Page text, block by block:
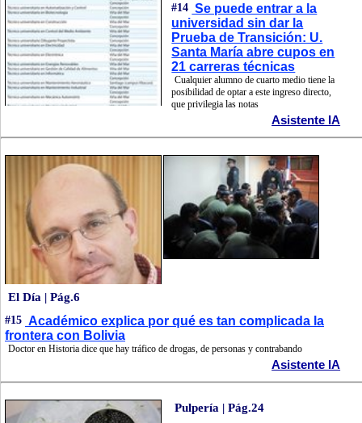
#14 Se puede entrar a la
universidad sin dar la
Prueba de Transición: U.
Santa María abre cupos en
21 carreras técnicas
Cualquier alumno de cuarto medio tiene la
posibilidad de optar a este ingreso directo,
que privilegia las notas
Asistente IA
El Día | Pág.6
#15 Académico explica por qué es tan complicada la
frontera con Bolivia
Doctor en Historia dice que hay tráfico de drogas, de personas y contrabando
Asistente IA
Pulpería | Pág.24